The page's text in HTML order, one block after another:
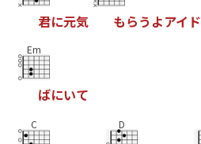
君に元気 もらう よアイ ド
Em
ばにいて
C D